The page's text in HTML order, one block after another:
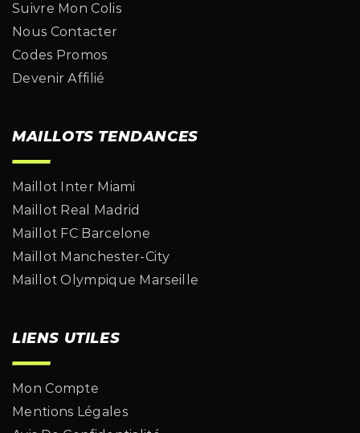
Suivre Mon Colis
Nous Contacter
Codes Promos
Devenir Affilié
MAILLOTS TENDANCES
Maillot Inter Miami
Maillot Real Madrid
Maillot FC Barcelone
Maillot Manchester-City
Maillot Olympique Marseille
LIENS UTILES
Mon Compte
Mentions Légales